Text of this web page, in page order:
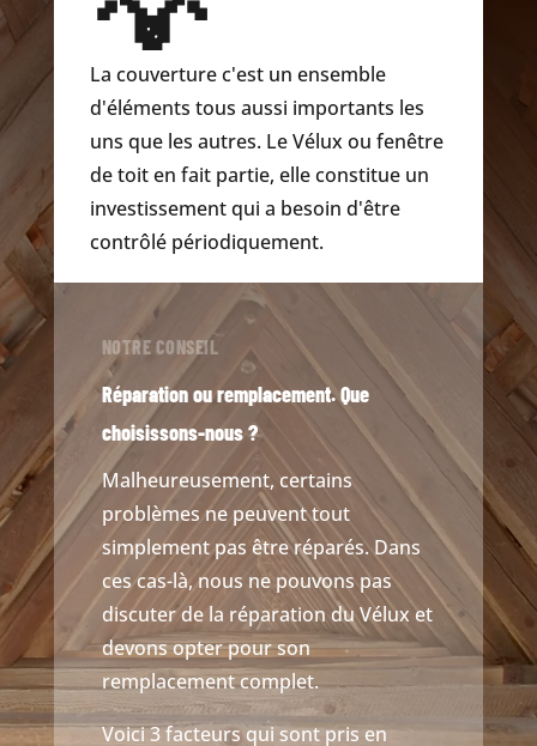
La couverture c'est un ensemble
d'éléments tous aussi importants les
uns que les autres. Le Vélux ou fenêtre
de toit en fait partie, elle constitue un
investissement qui a besoin d'être
contrôlé périodiquement.
NOTRE CONSEIL
Réparation ou remplacement. Que
choisissons-nous ?
Malheureusement, certains
problèmes ne peuvent tout
simplement pas être réparés. Dans
ces cas-là, nous ne pouvons pas
discuter de la réparation du Vélux et
devons opter pour son
remplacement complet.
Voici 3 facteurs qui sont pris en